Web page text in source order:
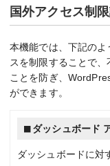
国外アクセス制
本機能では、下記の
スを制限することで
ことを防ぎ、
ができます。
ダッシュボード
ダッシュボードに対